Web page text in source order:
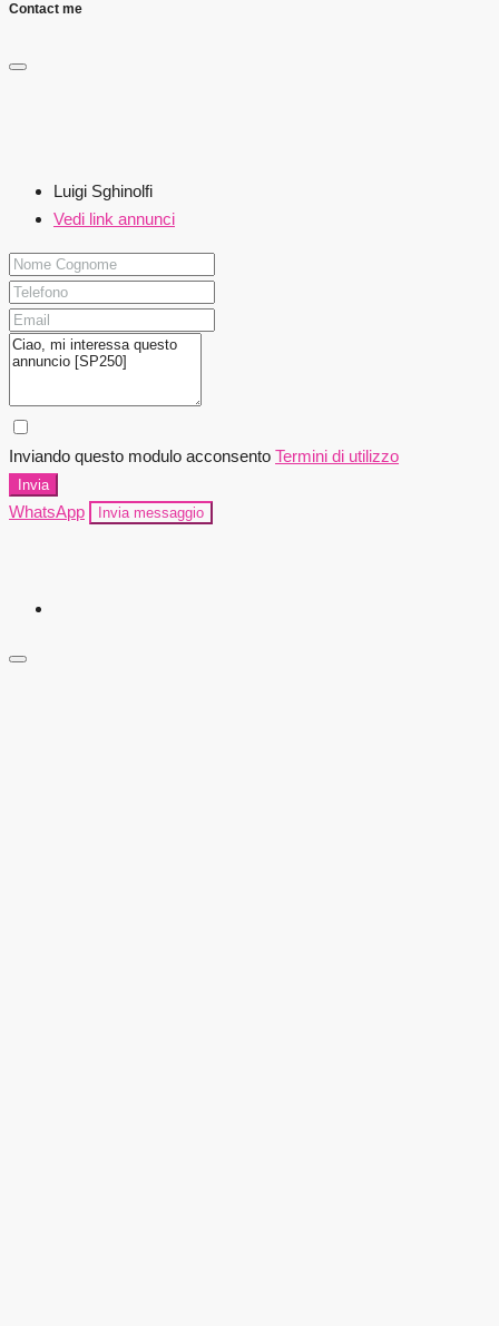
Contact me
Luigi Sghinolfi
Vedi link annunci
Inviando questo modulo acconsento Termini di utilizzo
Invia
WhatsApp Invia messaggio